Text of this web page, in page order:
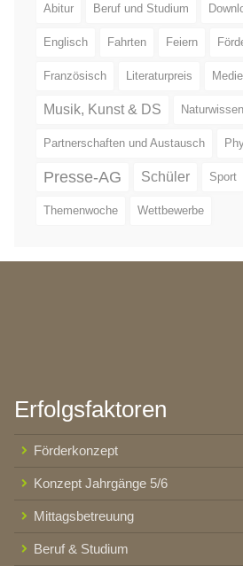
Abitur Beruf und Studium
Englisch Fahrten Feiern
Französisch Literaturpreis
Musik, Kunst & DS
Partnerschaften und Austausch
Presse-AG Schüler Sport
Themenwoche Wettbewerbe
Erfolgsfaktoren
Förderkonzept
Konzept Jahrgänge 5/6
Mittagsbetreuung
Beruf & Studium